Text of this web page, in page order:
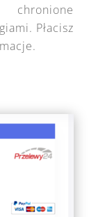
Płacisz